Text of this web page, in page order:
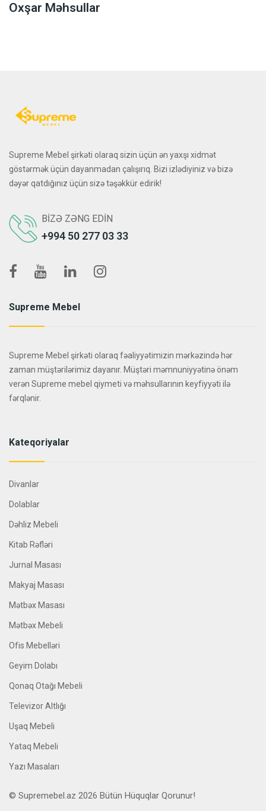
Oxşar Məhsullar
Supreme Mebel şirkəti olaraq sizin üçün ən yaxşı xidmət
göstərmək üçün dayanmadan çalışırıq. Bizi izlədiyiniz və bizə
dəyər qatdığınız üçün sizə təşəkkür edirik!
BIZƏ ZƏNG EDIN
+994 50 277 03 33
Supreme Mebel
Supreme Mebel şirkəti olaraq fəaliyyətimizin mərkəzində hər
zaman müştərilərimiz dayanır. Müştəri məmnuniyyətinə önəm
verən Supreme mebel qiymeti və məhsullarının keyfiyyəti ilə
fərqlənir.
Kateqoriyalar
Divanlar
Dolablar
Dəhliz Mebeli
Kitab Rəfləri
Jurnal Masası
Makyaj Masası
Mətbəx Masası
Mətbəx Mebeli
Ofis Mebelləri
Geyim Dolabı
Qonaq Otağı Mebeli
Televizor Altlığı
Uşaq Mebeli
Yataq Mebeli
Yazı Masaları
© Supremebel.az 2026 Bütün Hüquqlar Qorunur!